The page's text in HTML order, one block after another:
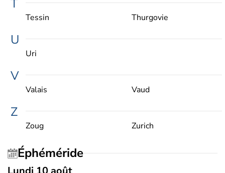
T
Tessin Thurgovie
U
Uri
V
Valais Vaud
Z
Zoug Zurich
Éphéméride